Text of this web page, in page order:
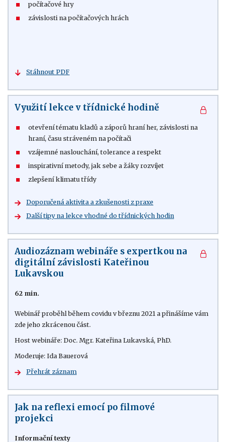
počítačové hry
závislosti na počítačových hrách
Stáhnout PDF
Využití lekce v třídnické hodině
otevření tématu kladů a záporů hraní her, závislosti na
hraní, času stráveném na počítači
vzájemné naslouchání, tolerance a respekt
inspirativní metody, jak sebe a žáky rozvíjet
zlepšení klimatu třídy
Doporučená aktivita a zkušenosti z praxe
Další tipy na lekce vhodné do třídnických hodin
Audiozáznam webináře s expertkou na
digitální závislosti Kateřinou
Lukavskou
62 min.
Webinář proběhl během covidu v březnu 2021 a přinášíme vám
zde jeho zkrácenou část.
Host webináře: Doc. Mgr. Kateřina Lukavská, PhD.
Moderuje: Ida Bauerová
Přehrát záznam
Jak na reflexi emocí po filmové
projekci
Informační texty